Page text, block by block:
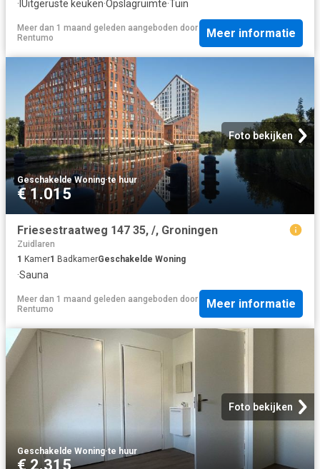
· IUitgeruste keuken·Opslagruimte·Tuin
Meer dan 1 maand geleden aangeboden door
Rentumo
Meer informatie
Foto bekijken
Geschakelde Woning·te huur
€ 1.015
Friesestraatweg 147 35, /, Groningen
Zuidlaren
1 Kamer1 BadkamerGeschakelde Woning
·Sauna
Meer dan 1 maand geleden aangeboden door
Rentumo
Meer informatie
Foto bekijken
Geschakelde Woning·te huur
€ 2.315